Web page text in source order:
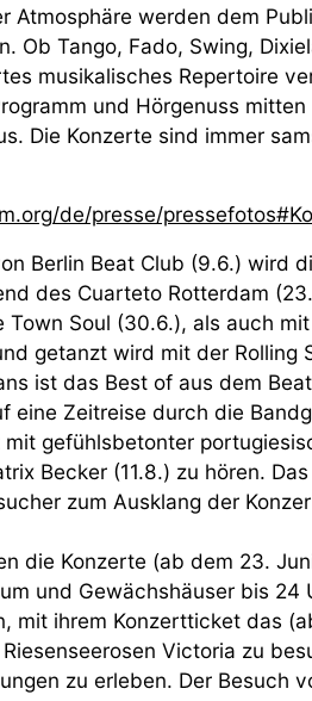
Atmosphäre werden dem
Ob Tango, Fado, Swing,
musikalisches Repertoire
und Hörgenuss
Die Konzerte sind immer
de/presse/
Berlin Beat Club (9.6.) wird
des Cuarteto Rotterdam
Town Soul (30.6.), als auch
getanzt wird mit der Rolling
ist das Best of aus dem
eine Zeitreise durch die
gefühlsbetonter
Becker (11.8.) zu hören.
zum Ausklang der
die Konzerte (ab dem 23.
und Gewächshäuser bis
mit ihrem Konzertticket das
Victoria zu
zu erleben. Der Besuch